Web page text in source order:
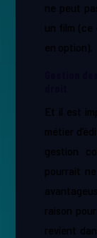
ne peut
un film (ce
en option).
Et il est
métier
gestion
pourrait
raison
revient